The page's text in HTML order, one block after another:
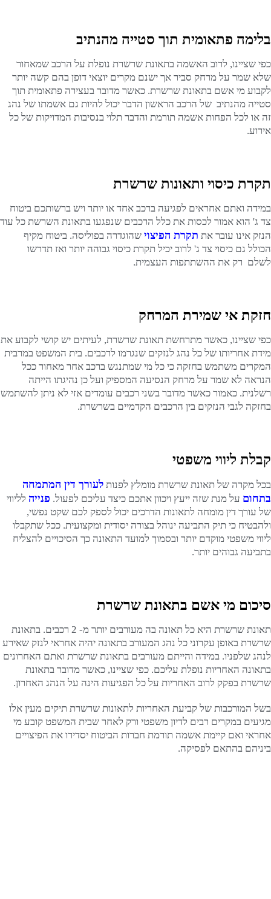
בלימה פתאומית תוך סטייה מהנתיב
כפי שציינו, לרוב האשמה בתאונת שרשרת נופלת על הרכב שמאחור
שלא שמר על מרחק סביר אך ישנם מקרים יוצאי דופן בהם קשה יותר
לקבוע מי אשם בתאונת שרשרת. כאשר מדובר בעצירה פתאומית תוך
סטייה מהנתיב של הרכב הראשון הדבר יכול להיות גם אשמתו של נהג
זה או לכל הפחות אשמה תורמת והדבר תלוי בנסיבות המדויקות של כל
אירוע.
תקרת כיסוי ותאונות שרשרת
במידה ואתם אחראים לפגיעה ברכב אחד או יותר ויש ברשותכם ביטוח
צד ג' הוא אמור לכסות את כלל הרכבים שנפגעו בתאונת השרשת כל עוד
הנזק אינו עובר את תקרת הפיצוי שהוגדרה בפוליסה. ביטוח מקיף
הכולל גם כיסוי צד ג' לרוב יכיל תקרת כיסוי גבוהה יותר ואז תדרשו
לשלם רק את ההשתתפות העצמית.
חזקת אי שמירת המרחק
כפי שציינו, כאשר מתרחשת תאונת שרשרת, לעיתים יש קושי לקבוע את
מידת אחריותו של כל נהג לנזקים שנגרמו לרכבים. בית המשפט במרבית
המקרים משתמש בחזקה כי כל מי שמתנגש ברכב אחר מאחור ככל
הנראה לא שמר על מרחק הנסיעה המספיק ועל כן נהיגתו הייתה
רשלנית. כאמור כאשר מדובר בשני רכבים עומדים אזי לא ניתן להשתמש
בחזקה לגבי הנזקים בין הרכבים הקדמיים בשרשרת.
קבלת ליווי משפטי
בכל מקרה של תאונת שרשרת מומלץ לפנות לעורך דין המתמחה
בתחום על מנת שזה ייעץ ויכוון אתכם כיצד עליכם לפעול. פנייה לליווי
של עורך דין מומחה לתאונות הדרכים יכול לספק לכם שקט נפשי,
ולהבטיח כי תיק התביעה ינוהל בצורה יסודית ומקצועית. ככל שתקבלו
ליווי משפטי מוקדם יותר ובסמוך למועד התאונה כך הסיכויים להצליח
בתביעה גבוהים יותר.
סיכום מי אשם בתאונת שרשרת
תאונת שרשרת היא כל תאונה בה מעורבים יותר מ- 2 רכבים. בתאונת
שרשרת באופן עקרוני כל נהג המעורב בתאונה יהיה אחראי לנזק שאירע
לנהג שלפניו. במידה והייתם מעורבים בתאונת שרשרת ואתם האחרונים
בתאונה האחריות נופלת עליכם. כפי שציינו, כאשר מדובר בתאונת
שרשרת בפקק לרוב האחריות על כל הפגיעות הינה על הנהג האחרון.
בשל המורכבות של קביעת האחריות לתאונות שרשרת תיקים מעין אלו
מגיעים במקרים רבים לדיון משפטי ורק לאחר שבית המשפט קובע מי
אחראי ואם קיימת אשמה תורמת חברות הביטוח יסדירו את הפיצויים
ביניהם בהתאם לפסיקה.